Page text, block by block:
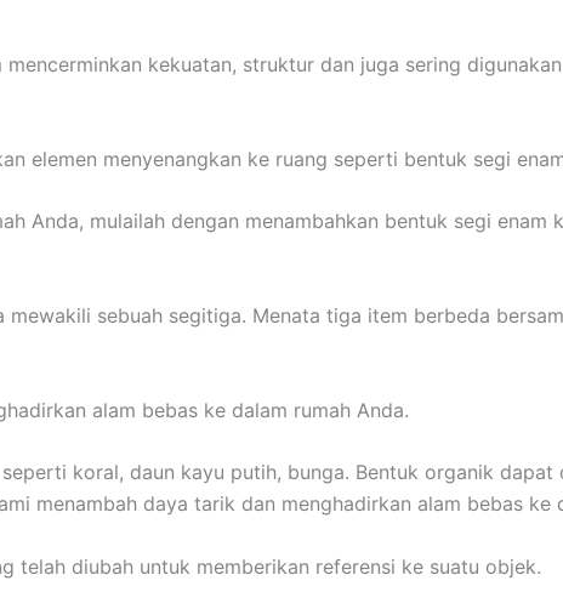
kekuatan, struktur dan juga sering
elemen menyenangkan ke ruang seperti bentuk segi
Anda, mulailah dengan menambahkan bentuk segi
sebuah segitiga. Menata tiga item berbeda
alam bebas ke dalam rumah Anda.
koral, daun kayu putih, bunga. Bentuk organik dapat
menambah daya tarik dan menghadirkan alam bebas ke
telah diubah untuk memberikan referensi ke suatu objek.